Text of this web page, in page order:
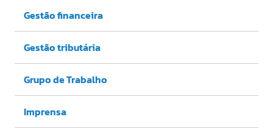
Gestão financeira
Gestão tributária
Grupo de Trabalho
Imprensa